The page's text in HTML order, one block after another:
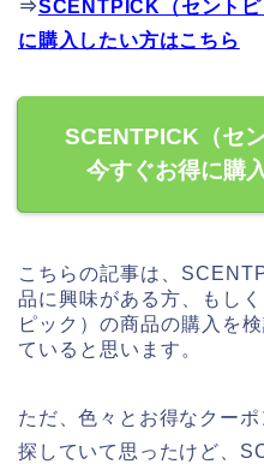
⇒SCENTPICK（セント
に購入したい方はこちら
SCENTPICK（セ
今すぐお得に購
こちらの記事は、
品に興味がある方、もし
ピック）の商品の購入を
ていると思います。
ただ、色々とお得なクー
探していて思ったけど、